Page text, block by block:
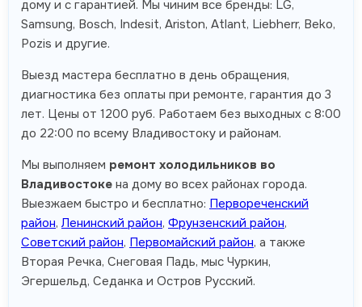
дому и с гарантией. Мы чиним все бренды: LG,
Samsung, Bosch, Indesit, Ariston, Atlant, Liebherr, Beko,
Pozis и другие.
Выезд мастера бесплатно в день обращения,
диагностика без оплаты при ремонте, гарантия до 3
лет. Цены от 1200 руб. Работаем без выходных с 8:00
до 22:00 по всему Владивостоку и районам.
Мы выполняем ремонт холодильников во
Владивостоке на дому во всех районах города.
Выезжаем быстро и бесплатно: Первореченский
район, Ленинский район, Фрунзенский район,
Советский район, Первомайский район, а также
Вторая Речка, Снеговая Падь, мыс Чуркин,
Эгершельд, Седанка и Остров Русский.